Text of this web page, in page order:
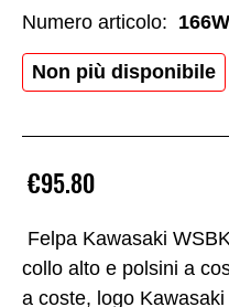
Felpa Kawasaki
collo alto e polsini a
a coste, logo
€95.80
Non più disponibile
Numero articolo: